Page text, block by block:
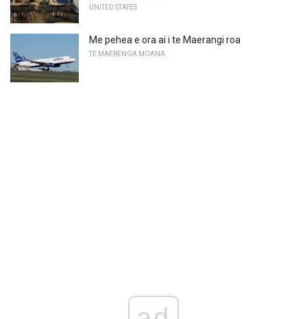
UNITED STATES
Me pehea e ora ai i te Maerangi roa
TE MAERENGA MOANA